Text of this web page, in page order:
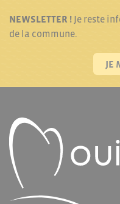
NEWSLETTER ! Je reste
de la commune.
JE